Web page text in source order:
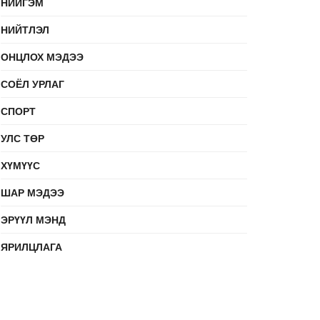
НИЙТЛЭЛ
ОНЦЛОХ МЭДЭЭ
СОЁЛ УРЛАГ
СПОРТ
УЛС ТӨР
ХҮМҮҮС
ШАР МЭДЭЭ
ЭРҮҮЛ МЭНД
ЯРИЛЦЛАГА